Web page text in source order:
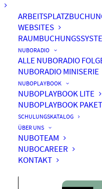
WEBSITES
NUBORADIO
ALLE NUBORADIO
NUBORADIO MINISERIE
NUBOPLAYBOOK
NUBOPLAYBOOK LITE
NUBOPLAYBOOK
SCHULUNGSKATALOG
ÜBER UNS
NUBOTEAM
NUBOCAREER
KONTAKT
OneDrive &
Wenn Teilen